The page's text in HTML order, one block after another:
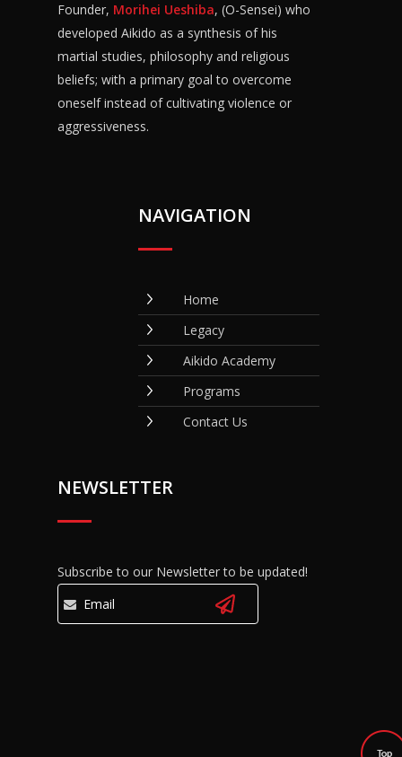
Founder, Morihei Ueshiba, (O-Sensei) who
developed Aikido as a synthesis of his
martial studies, philosophy and religious
beliefs; with a primary goal to overcome
oneself instead of cultivating violence or
aggressiveness.
NAVIGATION
Home
Legacy
Aikido Academy
Programs
Contact Us
NEWSLETTER
Subscribe to our Newsletter to be updated!